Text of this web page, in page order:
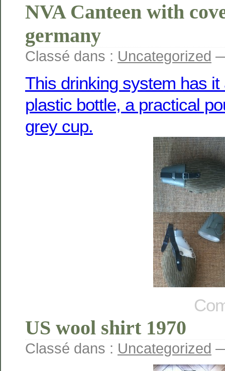
NVA Canteen with
germany
Classé dans : Uncategorized
This drinking system has it
plastic bottle, a practical
grey cup.
US wool shirt 1970
Classé dans : Uncategorized